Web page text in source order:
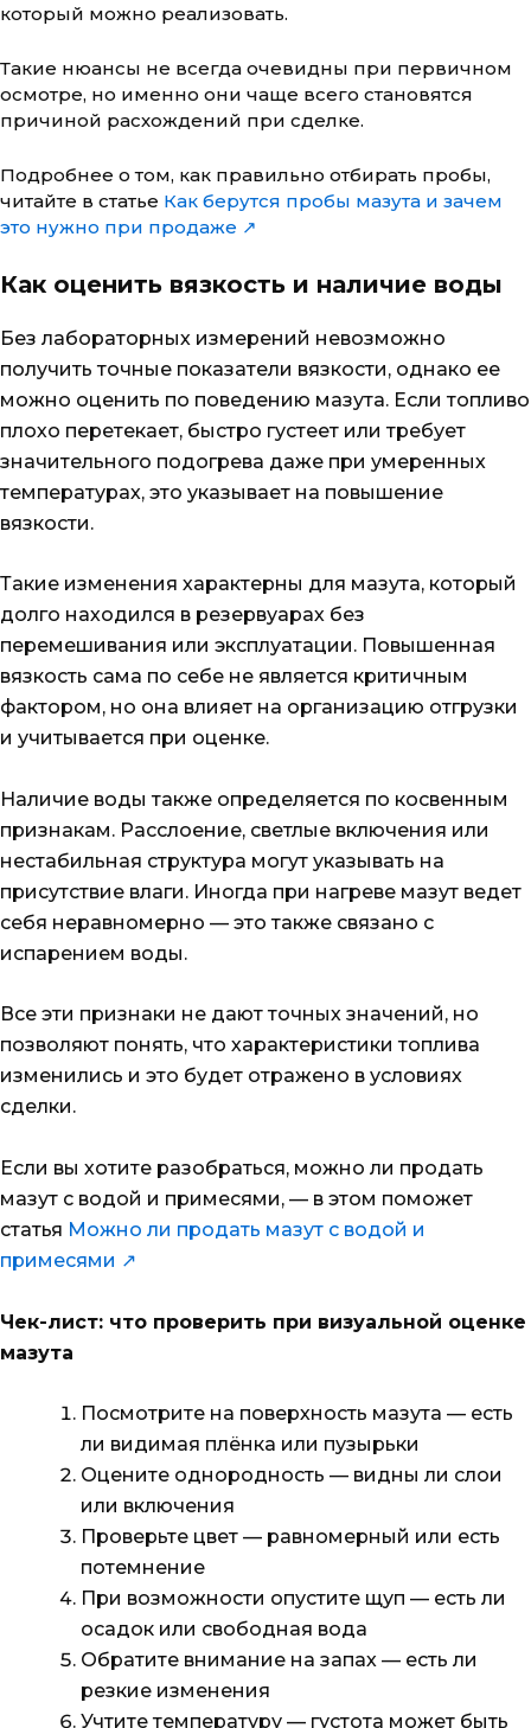
который можно реализовать.
Такие нюансы не всегда очевидны при первичном
осмотре, но именно они чаще всего становятся
причиной расхождений при сделке.
Подробнее о том, как правильно отбирать пробы,
читайте в статье Как берутся пробы мазута и зачем
это нужно при продаже ↗
Как оценить вязкость и наличие воды
Без лабораторных измерений невозможно
получить точные показатели вязкости, однако ее
можно оценить по поведению мазута. Если топливо
плохо перетекает, быстро густеет или требует
значительного подогрева даже при умеренных
температурах, это указывает на повышение
вязкости.
Такие изменения характерны для мазута, который
долго находился в резервуарах без
перемешивания или эксплуатации. Повышенная
вязкость сама по себе не является критичным
фактором, но она влияет на организацию отгрузки
и учитывается при оценке.
Наличие воды также определяется по косвенным
признакам. Расслоение, светлые включения или
нестабильная структура могут указывать на
присутствие влаги. Иногда при нагреве мазут ведет
себя неравномерно — это также связано с
испарением воды.
Все эти признаки не дают точных значений, но
позволяют понять, что характеристики топлива
изменились и это будет отражено в условиях
сделки.
Если вы хотите разобраться, можно ли продать
мазут с водой и примесями, — в этом поможет
статья Можно ли продать мазут с водой и
примесями ↗
Чек-лист: что проверить при визуальной оценке
мазута
Посмотрите на поверхность мазута — есть
ли видимая плёнка или пузырьки
Оцените однородность — видны ли слои
или включения
Проверьте цвет — равномерный или есть
потемнение
При возможности опустите щуп — есть ли
осадок или свободная вода
Обратите внимание на запах — есть ли
резкие изменения
Учтите температуру — густота может быть